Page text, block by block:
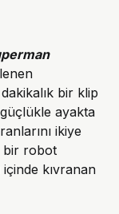
bir klip
ayakta
ikiye
bir robot
içinde kıvranan